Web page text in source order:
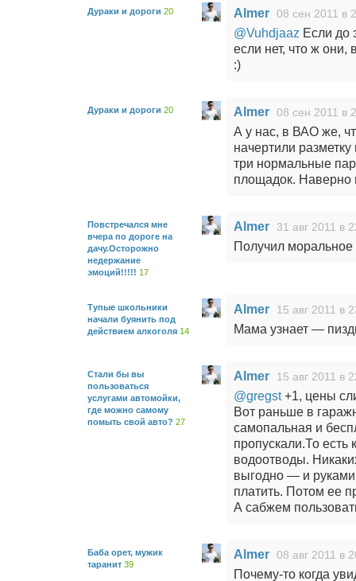
Дураки и дороги 20 Almer 08 сен 2011 в
@Vuhdjaaz Если до
если нет, что ж
:)
Дураки и дороги 20 Almer 08 сен 2011 в
А у нас, в ВАО же,
начертили
три нормальные
площадок. Наверно
Повстречался мне
вчера по дороге на
дачу.Осторожно
недержание
эмоций!!!!! 17
Almer 31 авг 2011 в
Получил моральное
Тупые школьники
начали буянить под
действием алкоголя 14
Almer 15 авг 2011 в
Мама узнает —
Стали бы вы
пользоваться
услугами автомойки,
где можно самому
помыть свой авто? 27
Almer 15 авг 2011 в
@gregst+1, цены
Вот раньше в
самопальная и
пропускали.То есть
водоотводы.
выгодно — и
платить. Потом ее
А сабжем
Баба орет, мужик
таранит 39
Almer 08 авг 2011 в
Почему-то когда